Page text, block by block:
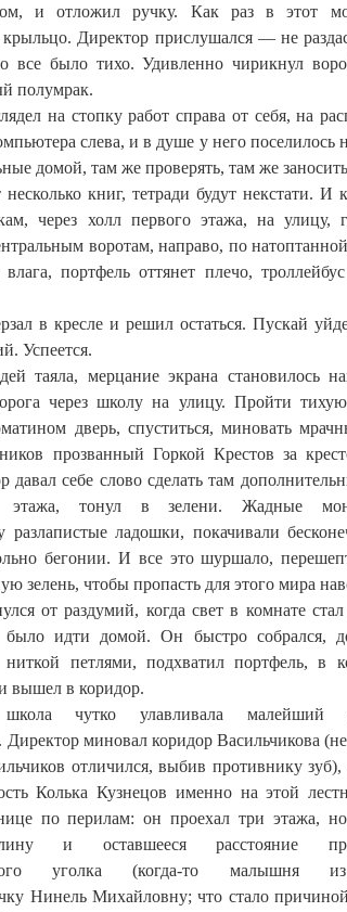
и отложил ручку. Как раз в этот
Директор прислушался — не
все было тихо. Удивленно чирикнул
полумрак.
на стопку работ справа от себя, на
слева, и в душе у него поселилось
домой, там же проверять, там же
книг, тетради будут некстати. И
через холл первого этажа, на улицу,
воротам, направо, по
влага, портфель оттянет плечо,
в кресле и решил остаться. Пускай
Успеется.
таяла, мерцание экрана становилось
через школу на улицу. Пройти
дверь, спуститься, миновать
прозванный Горкой Крестов за
давал себе слово сделать там
этажа, тонул в зелени. Жадные
разлапистые ладошки, покачивали
бегонии. И все это шуршало,
зелень, чтобы пропасть для этого мира
от раздумий, когда свет в комнате
идти домой. Он быстро собрался,
петлями, подхватил портфель, в
вышел в коридор.
чутко улавливала
Директор миновал коридор Васильчикова
отличился, выбив противнику
Колька Кузнецов именно на этой
по перилам: он проехал три этажа,
и оставшееся расстояние
уголка (когда-то малышня
Нинель Михайловну;что стало